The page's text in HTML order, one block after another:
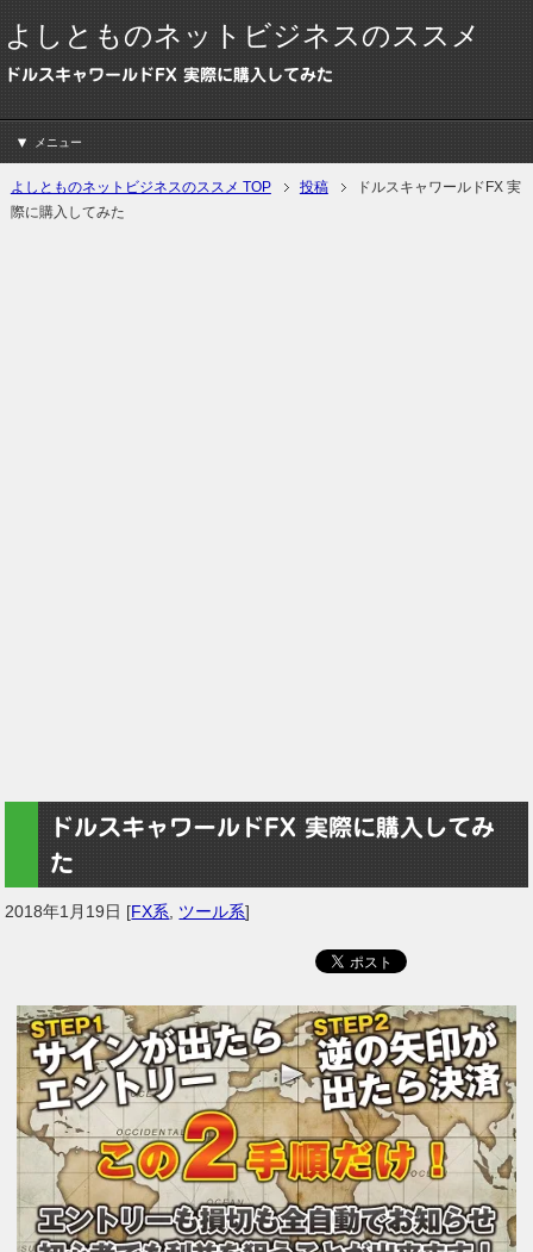
よしとものネットビジネスのススメ
ドルスキャワールドFX 実際に購入してみた
メニュー
よしとものネットビジネスのススメ TOP 投稿
ドルスキャワールドFX 実
際に購入してみた
ドルスキャワールドFX 実際に購入してみ
た
2018年1月19日 [FX系 ツール系]